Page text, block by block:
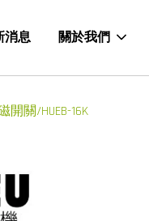
消息 關於我們
開關/HUEB-16K